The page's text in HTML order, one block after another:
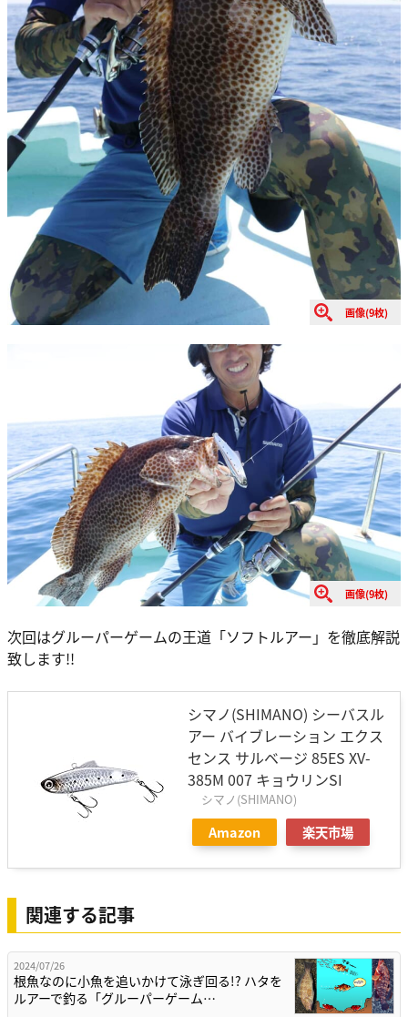
画像(9枚)
画像(9枚)
次回はグルーパーゲームの王道「ソフトルアー」を徹底解説
致します!!
シマノ(SHIMANO) シーバスル
アー バイブレーション エクス
センス サルベージ 85ES XV-
385M 007 キョウリンSI
シマノ(SHIMANO)
Amazon 楽天市場
関連する記事
2024/07/26
根魚なのに小魚を追いかけて泳ぎ回る!? ハタを
ルアーで釣る「グルーパーゲーム…